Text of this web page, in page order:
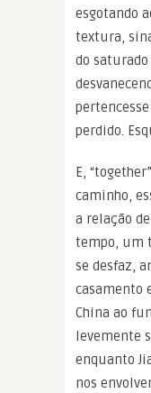
esgotando
textura,
do
perdido.
E,
caminho,
a relação
tempo, um
se desfaz,
casamento
China ao
levemente
enquanto
nos